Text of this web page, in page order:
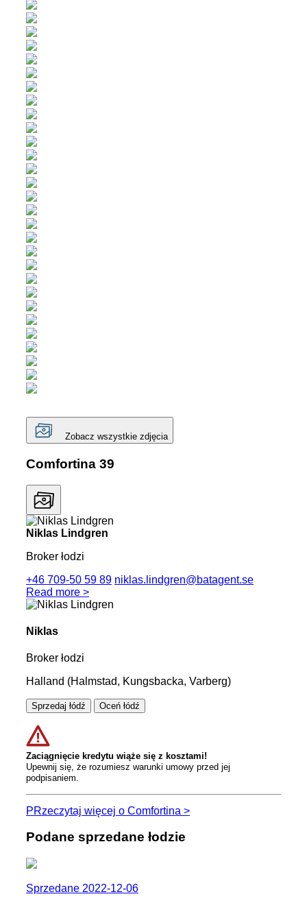
Zobacz wszystkie zdjęcia
Comfortina 39
Niklas Lindgren
Broker łodzi
+46 709-50 59 89 niklas.lindgren@batagent.se
Read more >
Niklas
Broker łodzi
Halland (Halmstad, Kungsbacka, Varberg)
Sprzedaj łódź Oceń łódź
Zaciągnięcie kredytu wiąże się z kosztami!
Upewnij się, że rozumiesz warunki umowy przed jej
podpisaniem.
PRzeczytaj więcej o Comfortina >
Podane sprzedane łodzie
Sprzedane 2022-12-06